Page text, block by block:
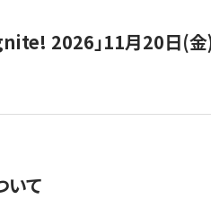
2026」11月20日(
いて